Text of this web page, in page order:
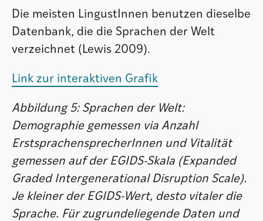
Die meisten LingustInnen benutzen dieselbe
Datenbank, die die Sprachen der Welt
verzeichnet (Lewis 2009).
Link zur interaktiven Grafik
Abbildung 5: Sprachen der Welt:
Demographie gemessen via Anzahl
ErstsprachensprecherInnen und Vitalität
gemessen auf der EGIDS-Skala (Expanded
Graded Intergenerational Disruption Scale).
Je kleiner der EGIDS-Wert, desto vitaler die
Sprache. Für zugrundeliegende Daten und